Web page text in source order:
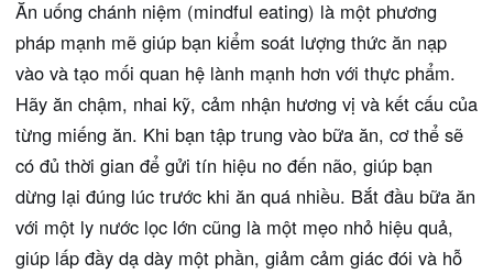
Ăn uống chánh niệm (mindful eating) là một phương
pháp mạnh mẽ giúp bạn kiểm soát lượng thức ăn nạp
vào và tạo mối quan hệ lành mạnh hơn với thực phẩm.
Hãy ăn chậm, nhai kỹ, cảm nhận hương vị và kết cấu của
từng miếng ăn. Khi bạn tập trung vào bữa ăn, cơ thể sẽ
có đủ thời gian để gửi tín hiệu no đến não, giúp bạn
dừng lại đúng lúc trước khi ăn quá nhiều. Bắt đầu bữa ăn
với một ly nước lọc lớn cũng là một mẹo nhỏ hiệu quả,
giúp lấp đầy dạ dày một phần, giảm cảm giác đói và hỗ